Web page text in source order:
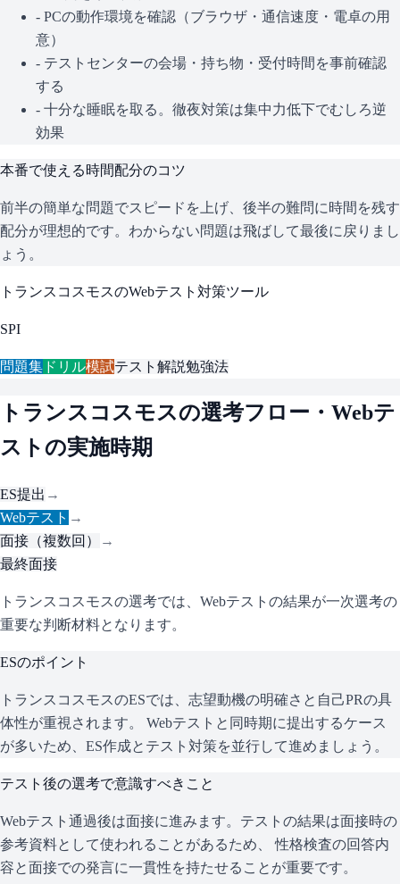
- PCの動作環境を確認（ブラウザ・通信速度・電卓の用
意）
- テストセンターの会場・持ち物・受付時間を事前確認
する
- 十分な睡眠を取る。徹夜対策は集中力低下でむしろ逆
効果
本番で使える時間配分のコツ
前半の簡単な問題でスピードを上げ、後半の難問に時間を残す
配分が理想的です。わからない問題は飛ばして最後に戻りまし
ょう。
トランスコスモスのWebテスト対策ツール
SPI
問題集 ドリル模試テスト解説勉強法
トランスコスモスの選考フロー・Webテ
ストの実施時期
ES提出 →
Webテスト →
面接（複数回）
→
最終面接
トランスコスモスの選考では、Webテストの結果が一次選考の
重要な判断材料となります。
ESのポイント
トランスコスモスのESでは、志望動機の明確さと自己PRの具
体性が重視されます。 Webテストと同時期に提出するケース
が多いため、ES作成とテスト対策を並行して進めましょう。
テスト後の選考で意識すべきこと
Webテスト通過後は面接に進みます。テストの結果は面接時の
参考資料として使われることがあるため、 性格検査の回答内
容と面接での発言に一貫性を持たせることが重要です。